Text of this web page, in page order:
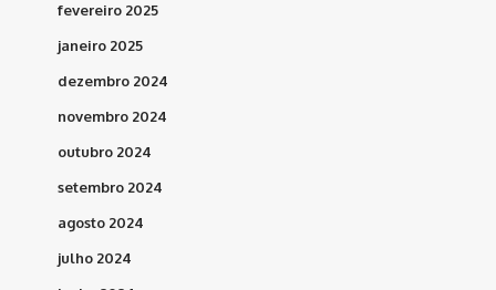
fevereiro 2025
janeiro 2025
dezembro 2024
novembro 2024
outubro 2024
setembro 2024
agosto 2024
julho 2024